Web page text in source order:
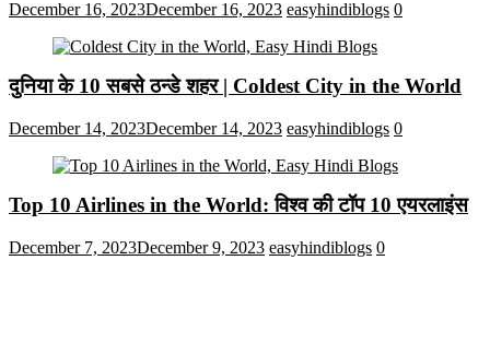
December 16, 2023December 16, 2023 easyhindiblogs 0
दुनिया के 10 सबसे ठन्डे शहर | Coldest City in the World
December 14, 2023December 14, 2023 easyhindiblogs 0
Top 10 Airlines in the World: विश्व की टॉप 10 एयरलाइंस
December 7, 2023December 9, 2023 easyhindiblogs 0